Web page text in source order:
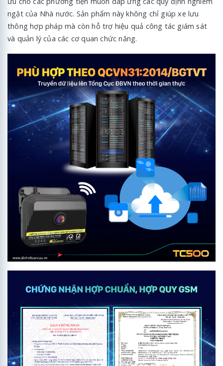
ngặt của Nhà nước. Sản phẩm này không chỉ giúp xe lưu
thông hợp pháp mà còn hỗ trợ hiệu quả công tác giám sát
và quản lý của các cơ quan chức năng.